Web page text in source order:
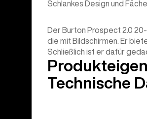
Schlankes Design und
Der Burton Prospect 2.0
die mit Bildschirmen. Er
Schließlich ist er dafür
Technische